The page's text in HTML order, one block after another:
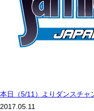
本日（5/11）よりダンスチャ
2017.05.11